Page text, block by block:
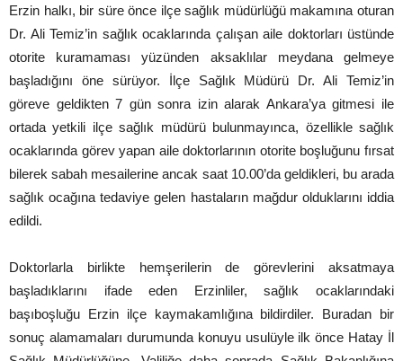
Erzin halkı, bir süre önce ilçe sağlık müdürlüğü makamına oturan
Dr. Ali Temiz’in sağlık ocaklarında çalışan aile doktorları üstünde
otorite kuramaması yüzünden aksaklılar meydana gelmeye
başladığını öne sürüyor. İlçe Sağlık Müdürü Dr. Ali Temiz’in
göreve geldikten 7 gün sonra izin alarak Ankara’ya gitmesi ile
ortada yetkili ilçe sağlık müdürü bulunmayınca, özellikle sağlık
ocaklarında görev yapan aile doktorlarının otorite boşluğunu fırsat
bilerek sabah mesailerine ancak saat 10.00’da geldikleri, bu arada
sağlık ocağına tedaviye gelen hastaların mağdur olduklarını iddia
edildi.
Doktorlarla birlikte hemşerilerin de görevlerini aksatmaya
başladıklarını ifade eden Erzinliler, sağlık ocaklarındaki
başıboşluğu Erzin ilçe kaymakamlığına bildirdiler. Buradan bir
sonuç alamamaları durumunda konuyu usulüyle ilk önce Hatay İl